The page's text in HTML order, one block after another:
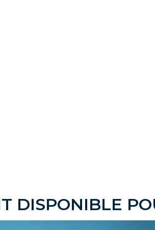
DISPONIBLE